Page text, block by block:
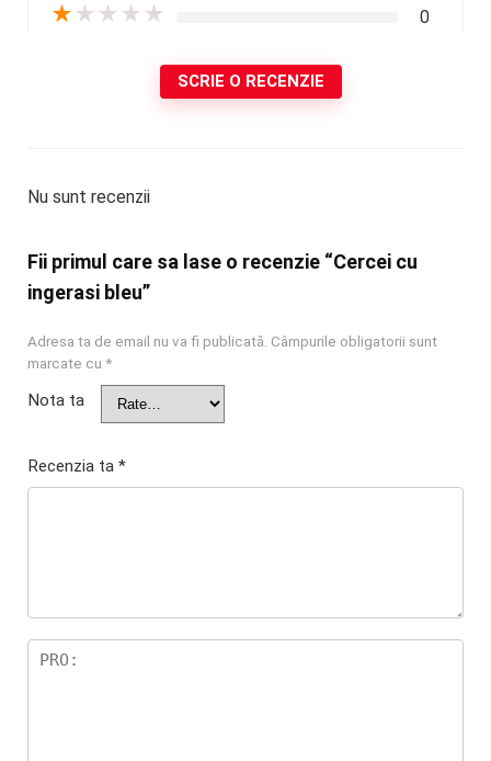
★ ★ ★ ★ ★ 0
SCRIE O RECENZIE
Nu sunt recenzii
Fii primul care sa lase o recenzie “Cercei cu
ingerasi bleu”
Adresa ta de email nu va fi publicată. Câmpurile obligatorii sunt
marcate cu *
Nota ta
Recenzia ta *